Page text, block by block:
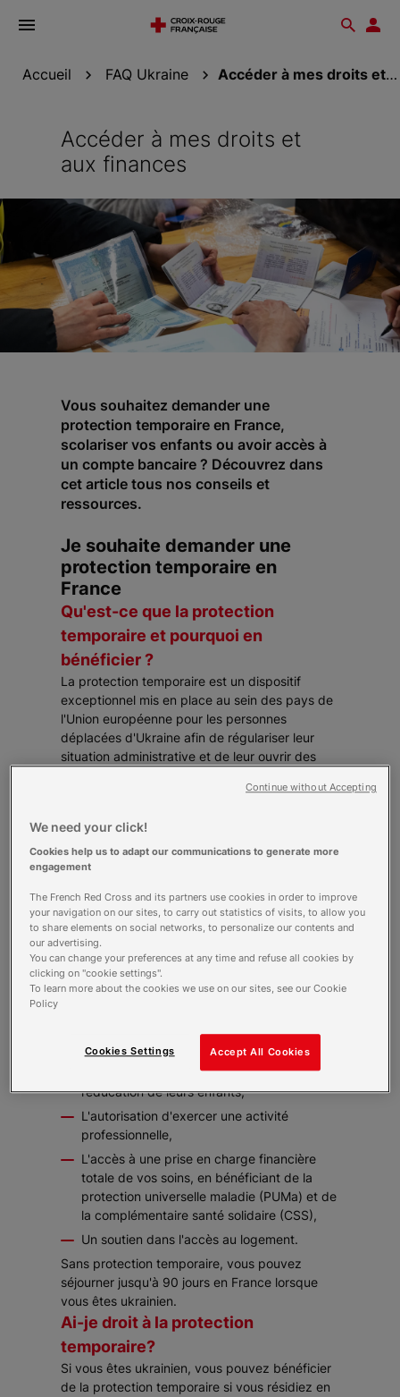
Ouvrir
Accueil FAQ Ukraine Accéder à mes droits et aux finances
Accéder à mes droits et
aux finances
Vous souhaitez demander une
protection temporaire en France,
scolariser vos enfants ou avoir accès à
un compte bancaire ? Découvrez dans
cet article tous nos conseils et
ressources.
Je souhaite demander une
protection temporaire en
France
Qu'est-ce que la protection
temporaire et pourquoi en
bénéficier ?
La protection temporaire est un dispositif
exceptionnel mis en place au sein des pays de
l'Union européenne pour les personnes
déplacées d'Ukraine afin de régulariser leur
situation administrative et de leur ouvrir des
sur le territoire pour 6 mois, renouvelable
jusqu'à 3 ans,
La scolarisation des enfants mineurs,
Le bénéfice d'une allocation financière
spécifique, l'allocation pour demandeur
d'asile (ADA), dont le montant est fixé en
fonction de la composition de votre famille,
de vos ressources et de votre mode
d'hébergement,
dire d'aides financières destinées aux
familles pour compenser en partie les
dépenses engagées pour la subsistance et
l’éducation de leurs enfants,
L'autorisation d'exercer une activité
professionnelle,
L'accès à une prise en charge financière
totale de vos soins, en bénéficiant de la
protection universelle maladie (PUMa) et de
la complémentaire santé solidaire (CSS),
Un soutien dans l'accès au logement.
Sans protection temporaire, vous pouvez
séjourner jusqu'à 90 jours en France lorsque
vous êtes ukrainien.
Ai-je droit à la protection
temporaire?
Si vous êtes ukrainien, vous pouvez bénéficier
de la protection temporaire si vous résidiez en
We need your click!
Cookies help us to adapt our communications to generate more
engagement
The French Red Cross and its partners use cookies in order to improve
your navigation on our sites, to carry out statistics of visits, to allow you
to share elements on social networks, to personalize our contents and
our advertising.
You can change your preferences at any time and refuse all cookies by
clicking on "cookie settings".
To learn more about the cookies we use on our sites, see our Cookie
Policy
Accept All Cookies
Cookies Settings
Continue without Accepting